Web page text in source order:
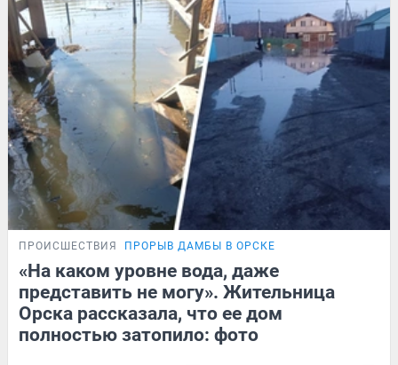
ПРОИСШЕСТВИЯ ПРОРЫВ ДАМБЫ В ОРСКЕ
«На каком уровне вода, даже
представить не могу». Жительница
Орска рассказала, что ее дом
полностью затопило: фото